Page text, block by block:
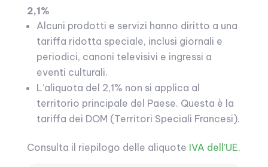
2,1%
Alcuni prodotti e servizi hanno diritto a una
tariffa ridotta speciale, inclusi giornali e
periodici, canoni televisivi e ingressi a
eventi culturali.
L’aliquota del 2,1% non si applica al
territorio principale del Paese. Questa è la
tariffa dei DOM (Territori Speciali Francesi).
Consulta il riepilogo delle aliquote IVA dell’UE.